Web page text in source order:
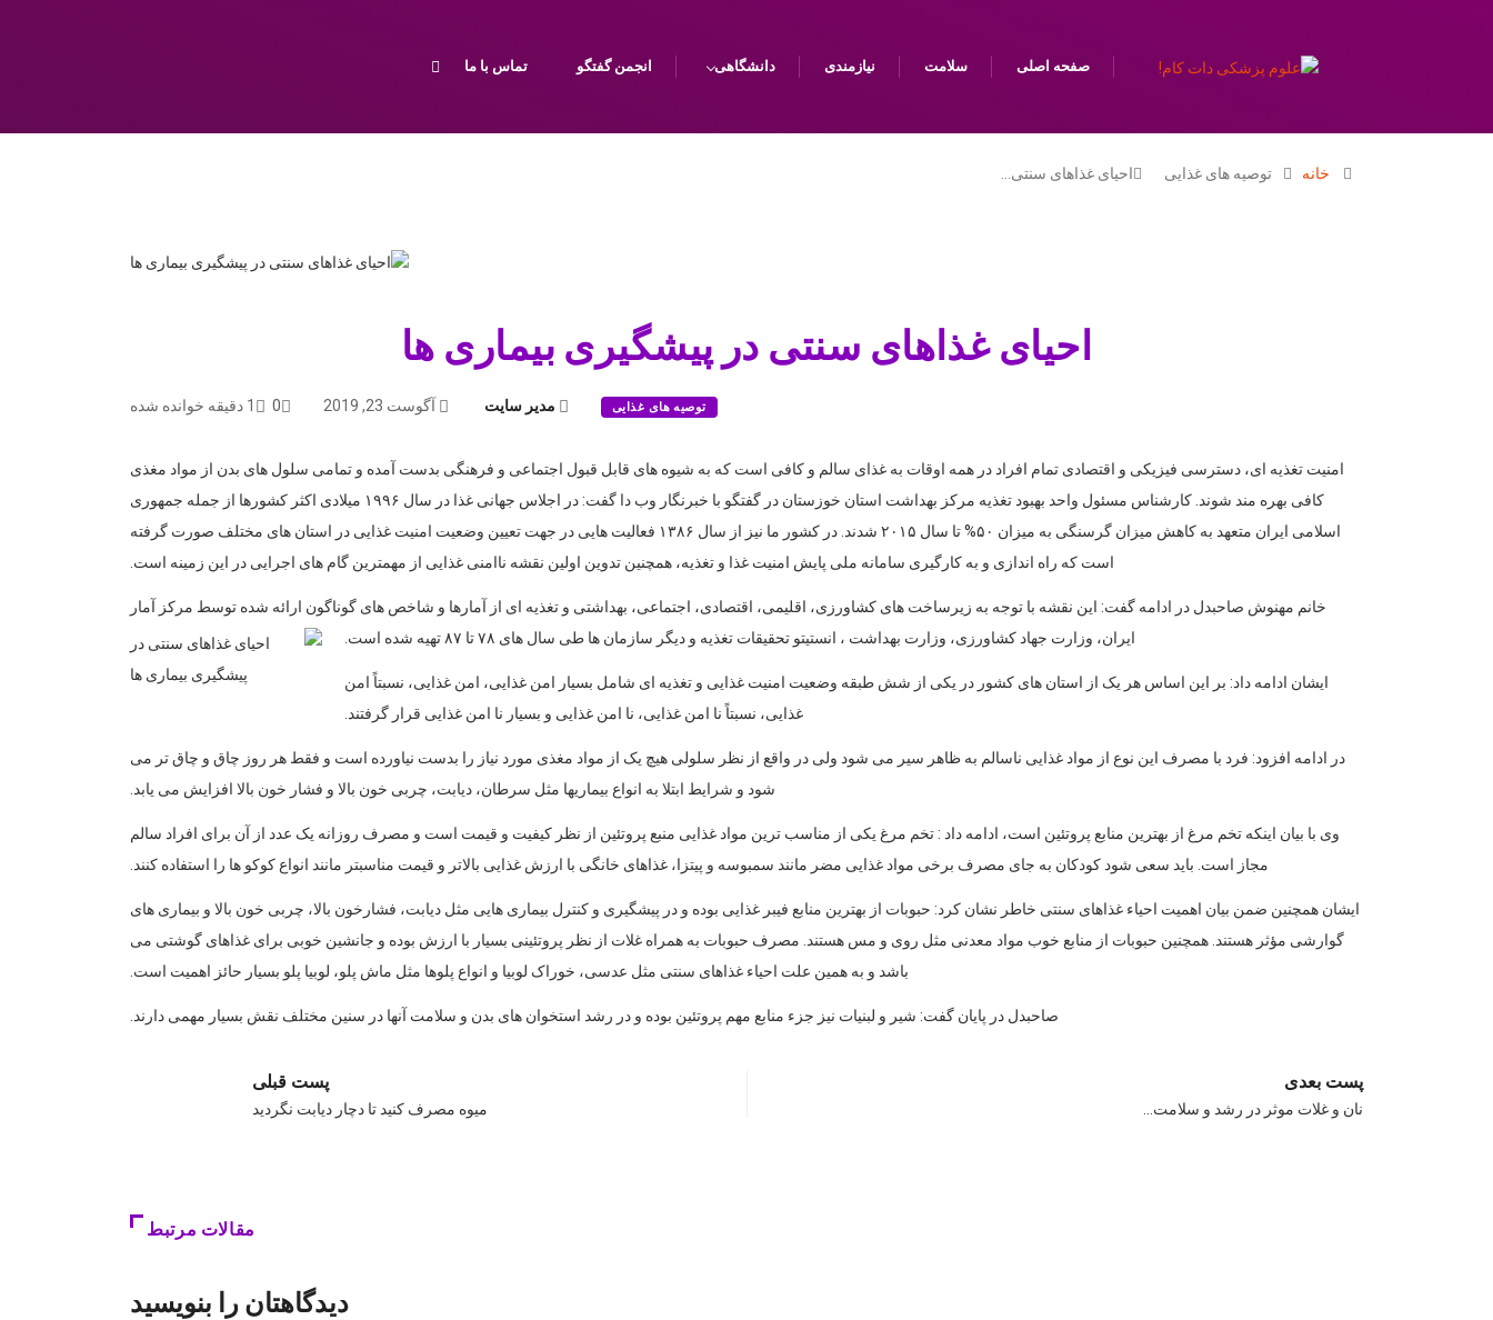
صفحه اصلی سلامت نیازمندی دانشگاهی انجمن گفتگو تماس با ما
خانه توصیه های غذایی احیای غذاهای سنتی…
احیای غذاهای سنتی در پیشگیری بیماری ها
توصیه های غذایی مدیر سایت آگوست 23, 2019 0 1 دقیقه خوانده شده
امنیت تغذیه ای، دسترسی فیزیکی و اقتصادی تمام افراد در همه اوقات به غذای سالم و کافی است که به شیوه های قابل قبول اجتماعی و فرهنگی بدست آمده و تمامی سلول های بدن از مواد مغذی
کافی بهره مند شوند. کارشناس مسئول واحد بهبود تغذیه مرکز بهداشت استان خوزستان در گفتگو با خبرنگار وب دا گفت: در اجلاس جهانی غذا در سال ۱۹۹۶ میلادی اکثر کشورها از جمله جمهوری
اسلامی ایران متعهد به کاهش میزان گرسنگی به میزان ۵۰% تا سال ۲۰۱۵ شدند. در کشور ما نیز از سال ۱۳۸۶ فعالیت هایی در جهت تعیین وضعیت امنیت غذایی در استان های مختلف صورت گرفته
است که راه اندازی و به کارگیری سامانه ملی پایش امنیت غذا و تغذیه، همچنین تدوین اولین نقشه ناامنی غذایی از مهمترین گام های اجرایی در این زمینه است.
خانم مهنوش صاحبدل در ادامه گفت: این نقشه با توجه به زیرساخت های کشاورزی، اقلیمی، اقتصادی، اجتماعی، بهداشتی و تغذیه ای از آمارها و شاخص های گوناگون ارائه شده توسط مرکز آمار
ایران، وزارت جهاد کشاورزی، وزارت بهداشت ، انستیتو تحقیقات تغذیه و دیگر سازمان ها طی سال های ۷۸ تا ۸۷ تهیه شده است.
ایشان ادامه داد: بر این اساس هر یک از استان های کشور در یکی از شش طبقه وضعیت امنیت غذایی و تغذیه ای شامل بسیار امن غذایی، امن غذایی، نسبتاً امن
غذایی، نسبتاً نا امن غذایی، نا امن غذایی و بسیار نا امن غذایی قرار گرفتند.
در ادامه افزود: فرد با مصرف این نوع از مواد غذایی ناسالم به ظاهر سیر می شود ولی در واقع از نظر سلولی هیچ یک از مواد مغذی مورد نیاز را بدست نیاورده است و فقط هر روز چاق و چاق تر می
شود و شرایط ابتلا به انواع بیماریها مثل سرطان، دیابت، چربی خون بالا و فشار خون بالا افزایش می یابد.
وی با بیان اینکه تخم مرغ از بهترین منابع پروتئین است، ادامه داد : تخم مرغ یکی از مناسب ترین مواد غذایی منبع پروتئین از نظر کیفیت و قیمت است و مصرف روزانه یک عدد از آن برای افراد سالم
مجاز است. باید سعی شود کودکان به جای مصرف برخی مواد غذایی مضر مانند سمبوسه و پیتزا، غذاهای خانگی با ارزش غذایی بالاتر و قیمت مناسبتر مانند انواع کوکو ها را استفاده کنند.
ایشان همچنین ضمن بیان اهمیت احیاء غذاهای سنتی خاطر نشان کرد: حبوبات از بهترین منابع فیبر غذایی بوده و در پیشگیری و کنترل بیماری هایی مثل دیابت، فشارخون بالا، چربی خون بالا و بیماری های
گوارشی مؤثر هستند. همچنین حبوبات از منابع خوب مواد معدنی مثل روی و مس هستند. مصرف حبوبات به همراه غلات از نظر پروتئینی بسیار با ارزش بوده و جانشین خوبی برای غذاهای گوشتی می
باشد و به همین علت احیاء غذاهای سنتی مثل عدسی، خوراک لوبیا و انواع پلوها مثل ماش پلو، لوبیا پلو بسیار حائز اهمیت است.
صاحبدل در پایان گفت: شیر و لبنیات نیز جزء منابع مهم پروتئین بوده و در رشد استخوان های بدن و سلامت آنها در سنین مختلف نقش بسیار مهمی دارند.
پست قبلی
میوه مصرف کنید تا دچار دیابت نگردید
پست بعدی
نان و غلات موثر در رشد و سلامت…
مقالات مرتبط
دیدگاهتان را بنویسید